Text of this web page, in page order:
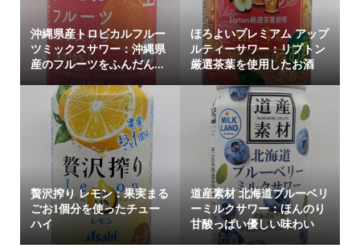
沖縄県産トロピカルフルー
ツミックスサワー：沖縄県
産のフルーツをふんだん...
ほろよいプレミアム アップ
ルティーサワー：リプトン
厳選茶葉を使用したお酒
贅沢搾り レモン：果実まる
ごお1個分を使ったチュー
ハイ
道産素材 北海道ブルーベリ
ーミルクサワー：ほんのり
甘酸っぱい優しい味わい